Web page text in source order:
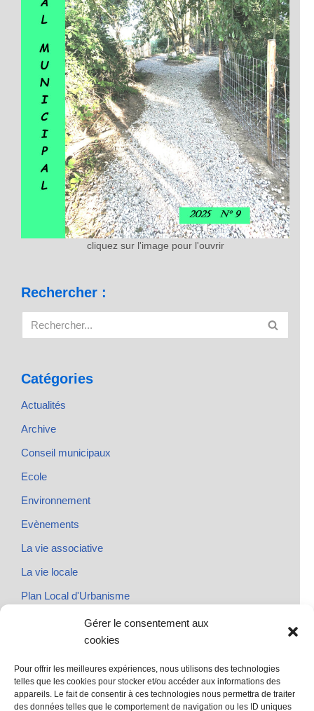
Gérer le consentement aux
cookies
Pour offrir les meilleures expériences, nous utilisons des technologies
telles que les cookies pour stocker et/ou accéder aux informations des
appareils. Le fait de consentir à ces technologies nous permettra de traiter
des données telles que le comportement de navigation ou les ID uniques
cliquez sur l'image pour l'ouvrir
Rechercher :
Catégories
Actualités
Archive
Conseil municipaux
Ecole
Environnement
Evènements
La vie associative
La vie locale
Plan Local d'Urbanisme